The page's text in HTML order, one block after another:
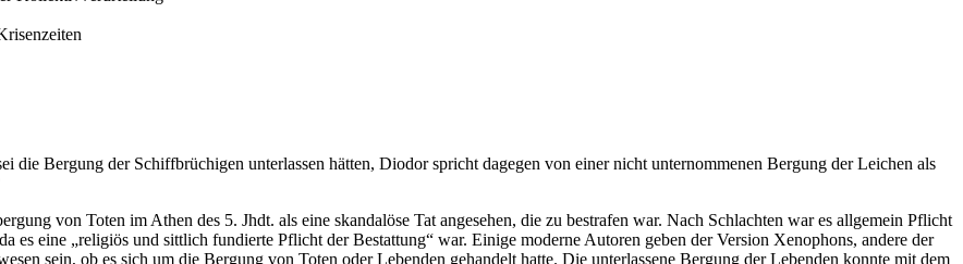
die Bergung der Schiffbrüchigen unterlassen hätten, Diodor spricht dagegen von einer nicht unternommenen Bergung der Leichen als
von Toten im Athen des 5. Jhdt. als eine skandalöse Tat angesehen, die zu bestrafen war. Nach Schlachten war es allgemein Pflicht
es eine „religiös und sittlich fundierte Pflicht der Bestattung“ war. Einige moderne Autoren geben der Version Xenophons, andere der
sein, ob es sich um die Bergung von Toten oder Lebenden gehandelt hatte. Die unterlassene Bergung der Lebenden konnte mit dem